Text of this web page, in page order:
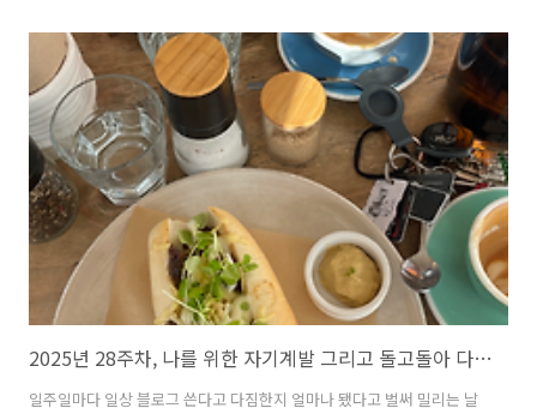
을까? 이걸 올린다 한들 누가 볼까? 사람들에게 전달할 만한 정보가 많은
것도 아닌데... 그럼에도 나와 다른 삶을 살고 있는 누군가에게는 내 생활
도 다른 경험을 줄 수 있지 않을까 하는 마음과 더불어 지금의 나를 남기
고 싶은 욕망도 컸다. 사진과 영상을 많이 찍어도 보는 일은 자주 없으니
까 이렇게 순간순간의 장면을 편집해서 지금의 나를 담아 놓으면 내가
돌..
2025년 28주차, 나를 위한 자기계발 그리고 돌고돌아 다이어트
일주일마다 일상 블로그 쓴다고 다짐한지 얼마나 됐다고 벌써 밀리는 날